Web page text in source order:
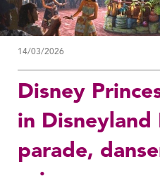
14/03/2026
Disney
in Disneyland
parade,